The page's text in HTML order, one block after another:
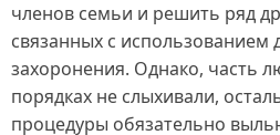
членов семьи и решить ряд
связанных с использованием
захоронения. Однако, часть
порядках не слыхивали,
процедуры обязательно